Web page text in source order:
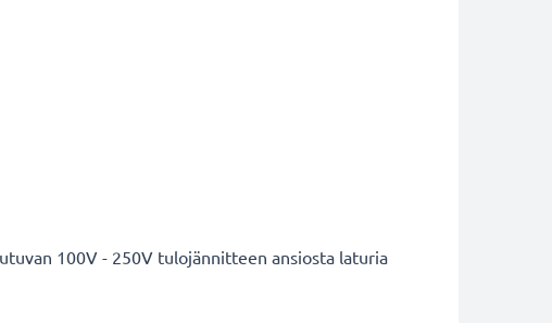
100V - 250V tulojännitteen ansiosta laturia